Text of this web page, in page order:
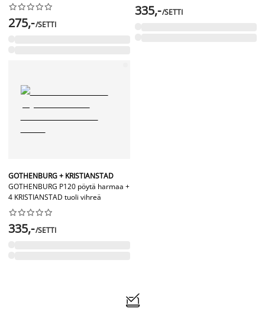






275,-/SETTI
335,-/SETTI
GOTHENBURG + KRISTIANSTAD
GOTHENBURG P120 pöytä harmaa +
4 KRISTIANSTAD tuoli vihreä






335,-/SETTI
